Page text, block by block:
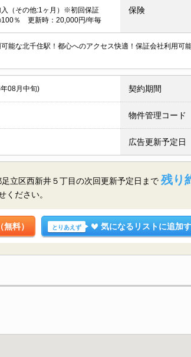
入（その他:1ヶ月）※初回保証
100％ 更新時：20,000円/年毎
保険
能な北千住駅！都心へのアクセス快適！保証会社利用
08月中旬) 契約期間
物件管理コード
広告更新予定日
立区西新井５丁目の次回更新予定日まで 残り
ください。
無料） とりあえず 気になるリストに追加